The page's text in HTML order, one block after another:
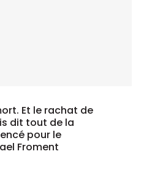
Et le rachat de
dit tout de la
pour le
Froment